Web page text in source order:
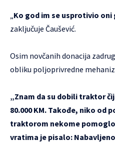
„Ko god im se usprotivio
zaključuje Čaušević.
Osim novčanih donacija
obliku poljoprivredne
„Znam da su dobili traktor
80.000 KM. Takođe, niko od
traktorom nekome
vratima je pisalo: